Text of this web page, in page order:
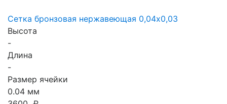
Сетка бронзовая нержавеющая 0,04х0,03
Высота
-
Длина
-
Размер ячейки
0.04 мм